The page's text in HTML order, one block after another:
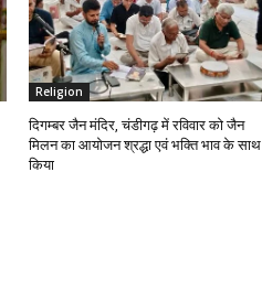
Religion
दिगम्बर जैन मंदिर, चंडीगढ़ में रविवार को जैन
मिलन का आयोजन श्रद्धा एवं भक्ति भाव के साथ
किया